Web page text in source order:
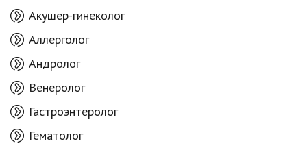
Акушер-гинеколог
Аллерголог
Андролог
Венеролог
Гастроэнтеролог
Гематолог